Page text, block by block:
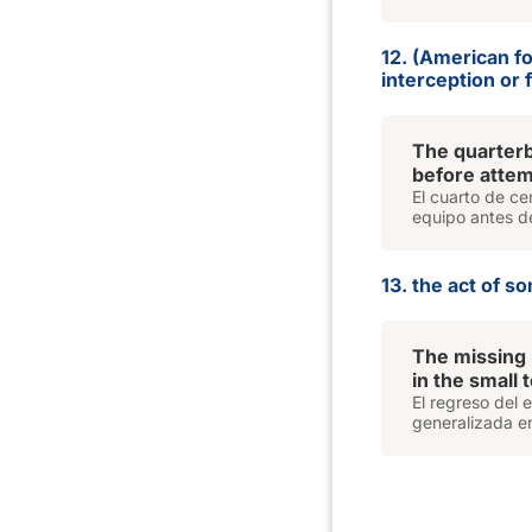
12. (American
interception or
The
before
El cuarto de
equipo antes
13. the act of
The
in the small
El regreso del
generalizada